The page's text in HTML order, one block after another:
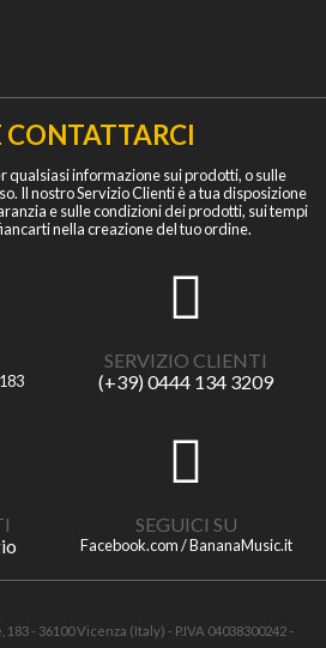
CONTATTARCI
qualsiasi informazione sui prodotti, o sulle
Il nostro Servizio Clienti è a tua disposizione
e sulle condizioni dei prodotti, sui tempi
nella creazione del tuo ordine.
SERVIZIO CLIENTI
(+39) 0444 134 3209
SEGUICI SU
Facebook.com / BananaMusic.it
- 36100 Vicenza (Italy) - P.IVA 04038300242 -